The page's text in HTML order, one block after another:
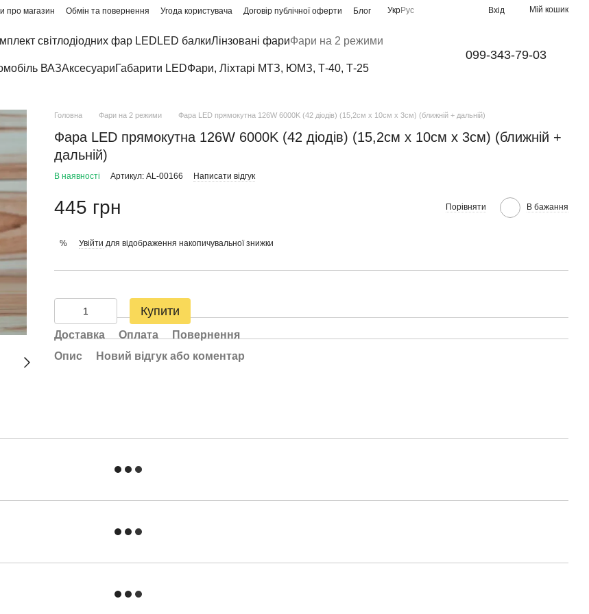
про магазин Обмін та повернення Угода користувача Договір публічної оферти Блог УкрРус Вхід Мій кошик
світлодіодних фар LED LED балкиЛінзовані фариФари на 2 режими
ВАЗАксесуариГабарити LEDФари, Ліхтарі МТЗ, ЮМЗ, Т-40, Т-25
099-343-79-03
Головна Фари на 2 режими Фара LED прямокутна 126W 6000K (42 діодів) (15,2см х 10см х 3см) (ближній + дальній)
Фара LED прямокутна 126W 6000K (42 діодів) (15,2см х 10см х 3см) (ближній +
дальній)
В наявності Артикул: AL-00166 Написати відгук
445 грн Порівняти В бажання
% Увійти для відображення накопичувальної знижки
Купити
Доставка Оплата
Повернення
Опис
Новий відгук або коментар